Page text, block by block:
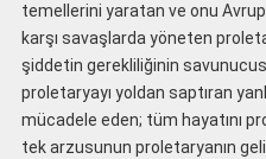
temellerini yaratan ve onu
karşı savaşlarda yöneten
şiddetin gerekliliğinin
proletaryayı yoldan saptıran
mücadele eden; tüm hayatını
tek arzusunun proletaryanın